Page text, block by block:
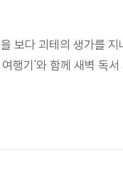
회상하는 과거는 성
로 끊기기 때문이다.
의 가치를 등한시하는
과 같은 역사적 사건
초점을 맞추었다면,
보다 괴테의 생가를
행기'와 함께 새벽 독